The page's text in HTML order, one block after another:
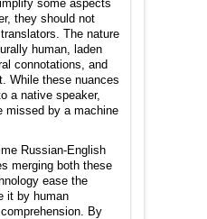
some aspects
they should not
The nature
human, laden
connotations, and
While these nuances
a native speaker,
missed by a machine
Russian-English
merging both these
ease the
it by human
By